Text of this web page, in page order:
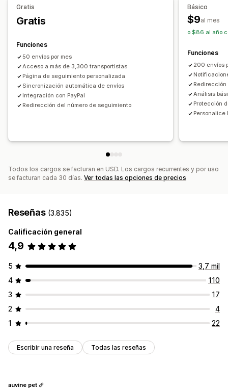
Múltiples empresas de transportes
Informes y estadísticas
Notificaciones
Correo electrónico Notificaciones en tiempo real
Traducción
Notificaciones personalizadas
Automatizaciones
Seguimiento en tiempo real
Notificaciones de correo electrónico
Actualizaciones de pedidos
Gratis
Gratis
Funciones
50 envíos por mes
Acceso a más de 3,300 transportistas
Página de seguimiento personalizada
Sincronización automática de envíos
Integración con PayPal
Redirección del número de seguimiento
Básico
$9al mes
o $86 al año
Funciones
200 envíos
Análisis
Protección
Personalice
Todos los cargos se facturan en USD. Los cargos recurrentes y por uso
se facturan cada 30 días. Ver todas las opciones de precios
Reseñas (3.835)
Calificación general
4,9
5
3,7 mil
4
110
3
17
2
4
1
22
Escribir una reseña Todas las reseñas
auvine pet